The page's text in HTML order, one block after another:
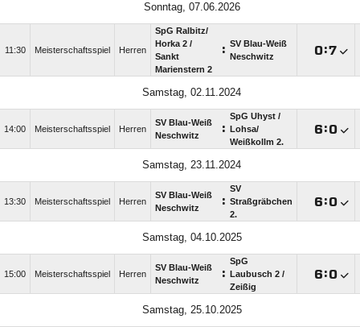
Sonntag, 07.06.2026
11:30 Meisterschaftsspiel Herren
SpG Ralbitz/​
Horka 2 /​
Sankt
Marienstern 2
: SV Blau-Weiß
Neschwitz
:
Samstag, 02.11.2024
14:00 Meisterschaftsspiel Herren
SV Blau-Weiß
Neschwitz
:
SpG Uhyst /​
Lohsa/​
Weißkollm 2.
:
Samstag, 23.11.2024
13:30 Meisterschaftsspiel Herren
SV Blau-Weiß
Neschwitz
:
SV
Straßgräbchen
2.
:
Samstag, 04.10.2025
15:00 Meisterschaftsspiel Herren
SV Blau-Weiß
Neschwitz
:
SpG
Laubusch 2 /​
Zeißig
:
Samstag, 25.10.2025